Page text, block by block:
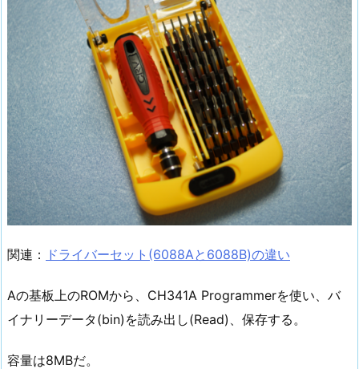
関連： ドライバーセット(6088Aと6088B)の違い
Aの基板上のROMから、CH341A Programmerを使い、バ
イナリーデータ(bin)を読み出し(Read)、保存する。
容量は8MBだ。